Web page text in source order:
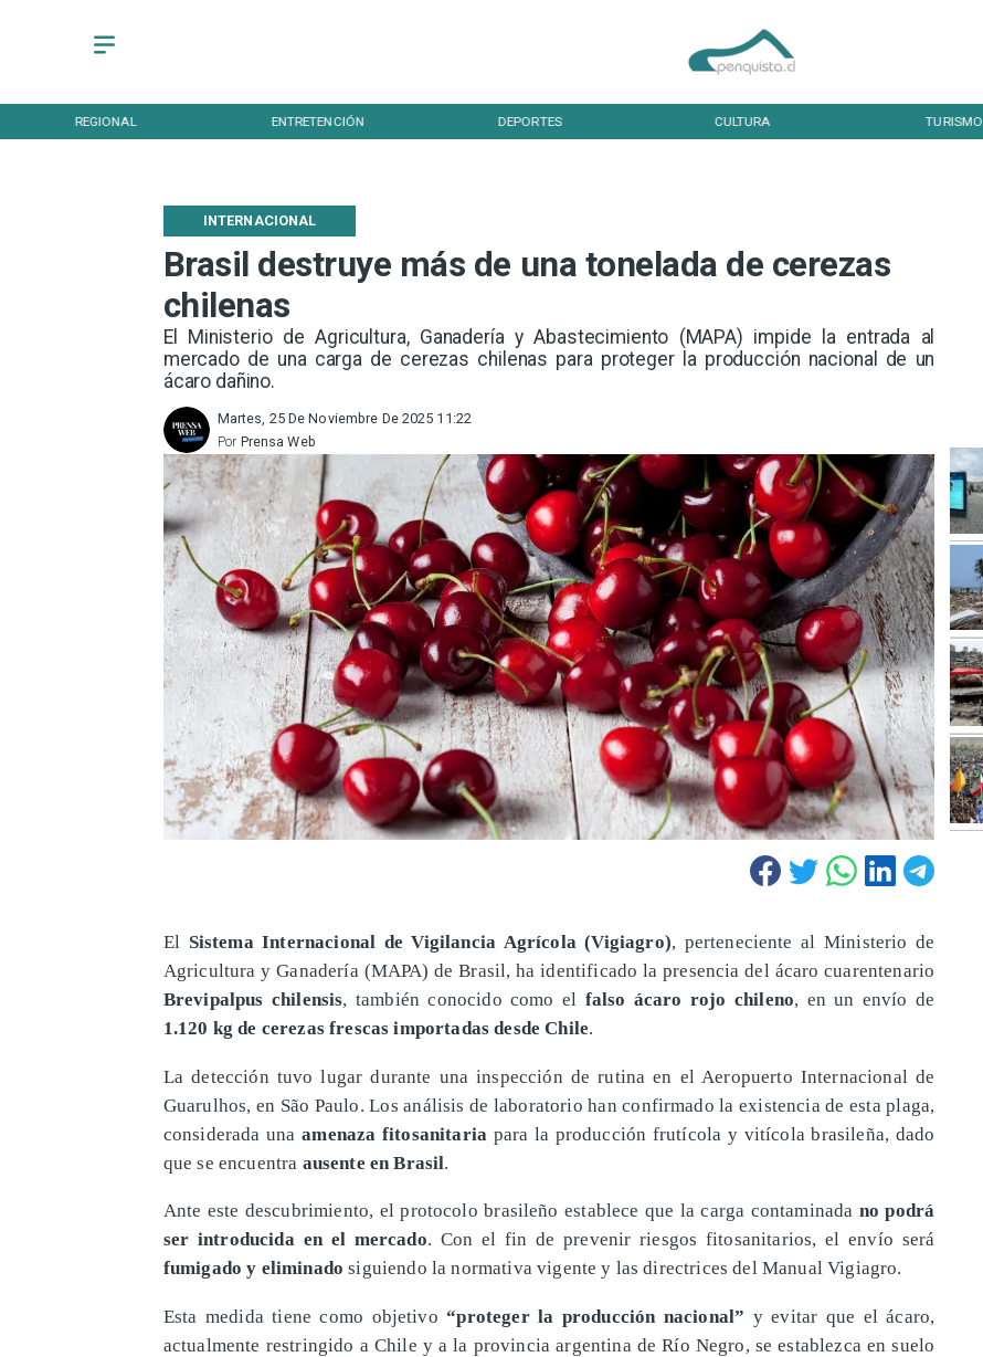
REGIONAL ENTRETENCIÓN DEPORTES CULTURA TURISMO
Brasil destruye más de una tonelada de cerezas
chilenas
El Ministerio de Agricultura, Ganadería y Abastecimiento (MAPA) impide la entrada al
mercado de una carga de cerezas chilenas para proteger la producción nacional de un
ácaro dañino.
INTERNACIONAL
Martes, 25 De Noviembre De 2025 11:22
Prensa Web
Por
El Sistema Internacional de Vigilancia Agrícola (Vigiagro), perteneciente al Ministerio de
Agricultura y Ganadería (MAPA) de Brasil, ha identificado la presencia del ácaro cuarentenario
Brevipalpus chilensis, también conocido como el falso ácaro rojo chileno, en un envío de
1.120 kg de cerezas frescas importadas desde Chile.
La detección tuvo lugar durante una inspección de rutina en el Aeropuerto Internacional de
Guarulhos, en São Paulo. Los análisis de laboratorio han confirmado la existencia de esta plaga,
considerada unaamenaza fitosanitaria para la producción frutícola y vitícola brasileña, dado
que se encuentra ausente en Brasil.
Ante este descubrimiento, el protocolo brasileño establece que la carga contaminada no podrá
ser introducida en el mercado. Con el fin de prevenir riesgos fitosanitarios, el envío será
fumigado y eliminado siguiendo la normativa vigente y las directrices del Manual Vigiagro.
Esta medida tiene como objetivo“proteger la producción nacional” y evitar que el ácaro,
actualmente restringido a Chile y a la provincia argentina de Río Negro, se establezca en suelo